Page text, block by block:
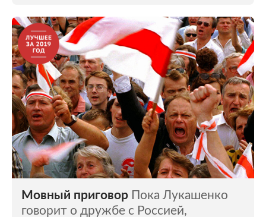
Мовный приговор Пока Лукашенко
говорит о дружбе с Россией,